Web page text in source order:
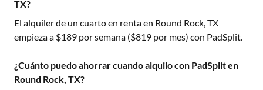
TX?
El alquiler de un cuarto en renta en Round Rock, TX
empieza a $189 por semana ($819 por mes) con PadSplit.
¿Cuánto puedo ahorrar cuando alquilo con PadSplit en
Round Rock, TX?